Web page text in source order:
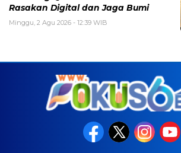
Rasakan Digital dan Jaga Bumi
Minggu, 2 Agu 2026 - 12:39 WIB